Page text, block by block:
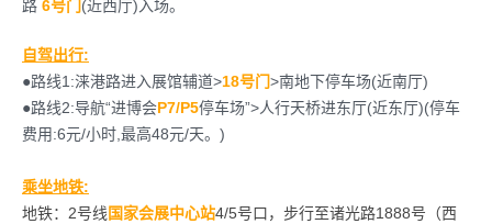
路 6号门(近西厅)入场。
自驾出行:
●路线1:涞港路进入展馆辅道>18号门>南地下停车场(近南厅)
●路线2:导航“进博会P7/P5停车场”>人行天桥进东厅(近东厅)(停车
费用:6元/小时,最高48元/天。)
乘坐地铁:
地铁：2号线国家会展中心站4/5号口，步行至诸光路1888号（西